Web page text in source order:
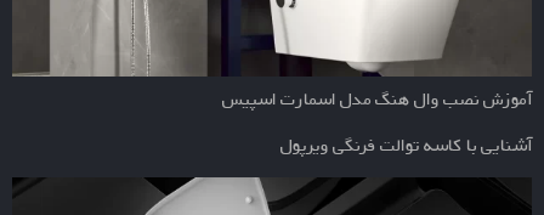
آموزش نصب وال هنگ مدل اسمارت اسپیس
آشنایی با کاسه توالت فرنگی ویرپول